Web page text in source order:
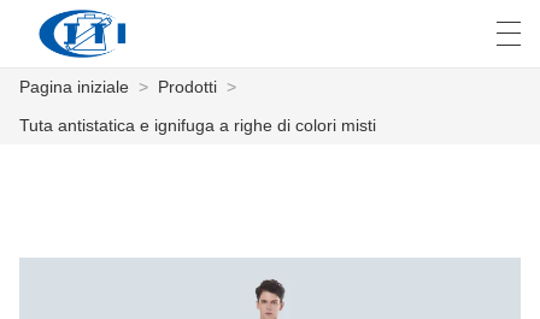
العربية česky
Pagina iniziale > Prodotti >
Tuta antistatica e ignifuga a righe di colori misti